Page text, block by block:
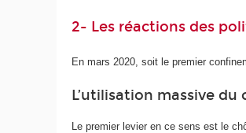
2- Les réactions des
En mars 2020, soit le premier
L’utilisation massive
Le premier levier en ce sens est le